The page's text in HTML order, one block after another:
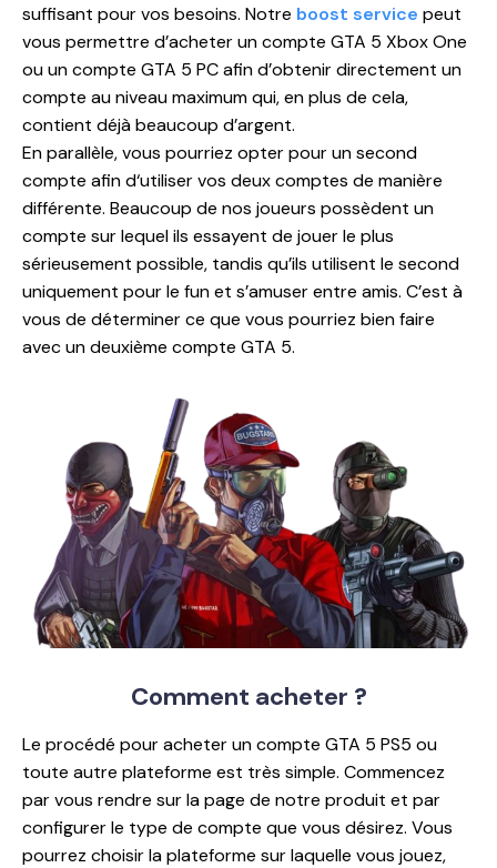
suffisant pour vos besoins. Notre boost service peut
vous permettre d’acheter un compte GTA 5 Xbox One
ou un compte GTA 5 PC afin d’obtenir directement un
compte au niveau maximum qui, en plus de cela,
contient déjà beaucoup d’argent.
En parallèle, vous pourriez opter pour un second
compte afin d‘utiliser vos deux comptes de manière
différente. Beaucoup de nos joueurs possèdent un
compte sur lequel ils essayent de jouer le plus
sérieusement possible, tandis qu’ils utilisent le second
uniquement pour le fun et s’amuser entre amis. C’est à
vous de déterminer ce que vous pourriez bien faire
avec un deuxième compte GTA 5.
Comment acheter ?
Le procédé pour acheter un compte GTA 5 PS5 ou
toute autre plateforme est très simple. Commencez
par vous rendre sur la page de notre produit et par
configurer le type de compte que vous désirez. Vous
pourrez choisir la plateforme sur laquelle vous jouez,